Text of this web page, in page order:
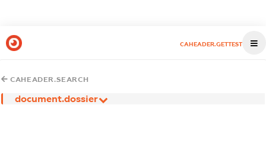
CAHEADER.GETTEST
CAHEADER.SEARCH
document.dossier